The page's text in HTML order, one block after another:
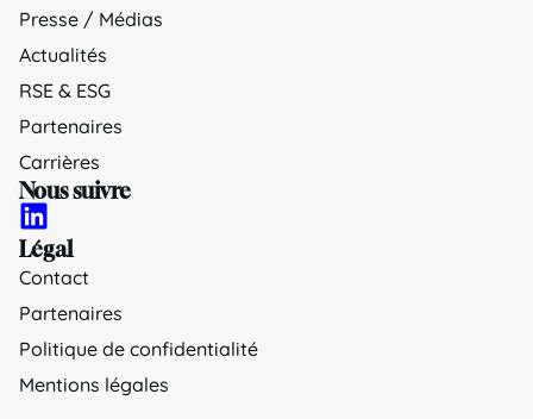
Presse / Médias
Actualités
RSE & ESG
Partenaires
Carrières
Nous suivre
Légal
Contact
Partenaires
Politique de confidentialité
Mentions légales